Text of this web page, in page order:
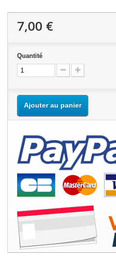
7,00 €
Quantité
Ajouter au panier